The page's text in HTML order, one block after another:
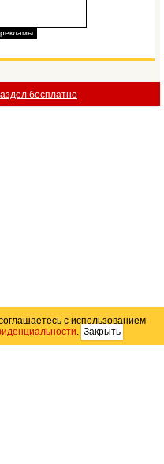
бесплатно
с использованием
. Закрыть